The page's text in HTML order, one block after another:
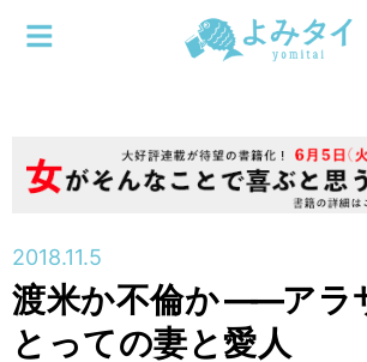
新着
新刊
検索する
メニューを閉じる
2018.11.5
渡米か不倫か――アラ
とっての妻と愛人